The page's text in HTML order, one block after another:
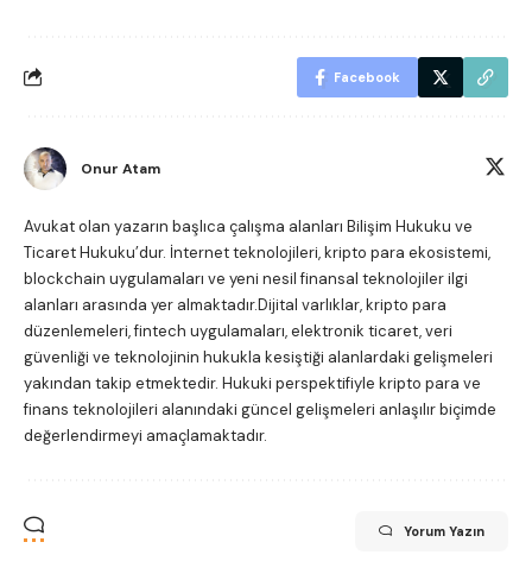
Facebook
Onur Atam
Avukat olan yazarın başlıca çalışma alanları Bilişim Hukuku ve
Ticaret Hukuku’dur. İnternet teknolojileri, kripto para ekosistemi,
blockchain uygulamaları ve yeni nesil finansal teknolojiler ilgi
alanları arasında yer almaktadır.Dijital varlıklar, kripto para
düzenlemeleri, fintech uygulamaları, elektronik ticaret, veri
güvenliği ve teknolojinin hukukla kesiştiği alanlardaki gelişmeleri
yakından takip etmektedir. Hukuki perspektifiyle kripto para ve
finans teknolojileri alanındaki güncel gelişmeleri anlaşılır biçimde
değerlendirmeyi amaçlamaktadır.
Yorum Yazın